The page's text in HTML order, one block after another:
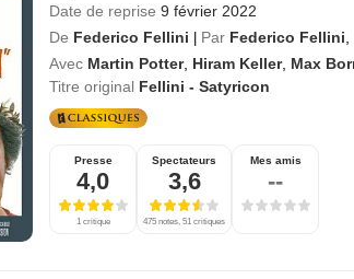
Date de reprise 9 février 2022
De Federico Fellini | Par Federico Fellini
Avec Martin Potter, Hiram Keller, Max
Titre original Fellini - Satyricon
Presse
4,0
1 critique
Spectateurs
3,6
475 notes, 51 critiques
Mes amis
--